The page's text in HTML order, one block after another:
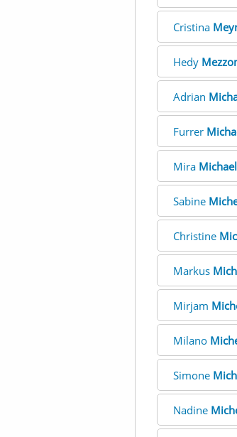
Cristina
Hedy
Adrian
Furrer
Mira Michael
Sabine
Christine
Markus
Mirjam
Milano
Simone
Nadine